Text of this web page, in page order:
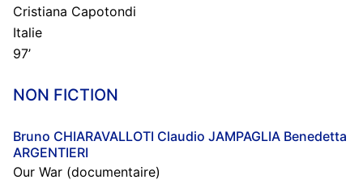
Cristiana Capotondi
Italie
97’
NON FICTION
Bruno CHIARAVALLOTI Claudio JAMPAGLIA Benedetta
ARGENTIERI
Our War (documentaire)